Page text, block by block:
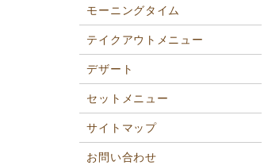
モーニングタイム
テイクアウトメニュー
デザート
セットメニュー
サイトマップ
お問い合わせ